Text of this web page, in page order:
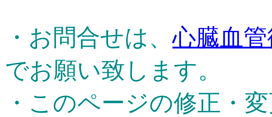
・お問合せは、心臓血
でお願い致します。
・このページの修正・